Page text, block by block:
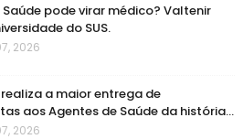
pode virar médico? Valtenir
do SUS.
2026
a maior entrega de
aos Agentes de Saúde da história...
2026